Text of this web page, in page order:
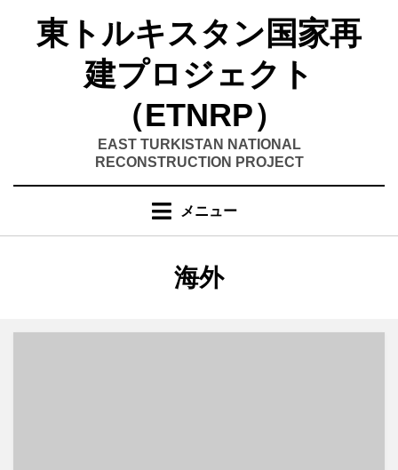
東トルキスタン国家再
建プロジェクト
（ETNRP）
EAST TURKISTAN NATIONAL
RECONSTRUCTION PROJECT
メニュー
カテゴリー
:
海外